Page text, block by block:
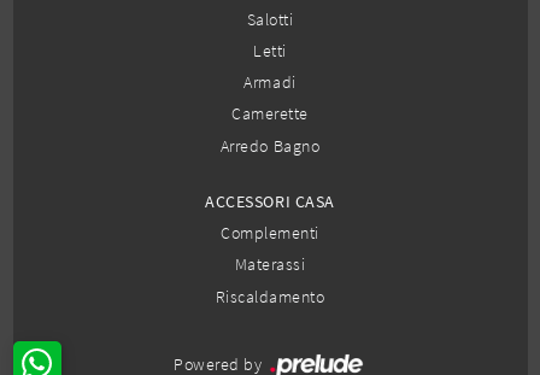
Salotti
Letti
Armadi
Camerette
Arredo Bagno
ACCESSORI CASA
Complementi
Materassi
Riscaldamento
Powered by